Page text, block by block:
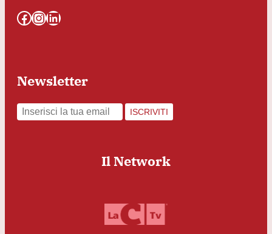
Facebook InstagramLinkedIn
Newsletter
ISCRIVITI
Il Network